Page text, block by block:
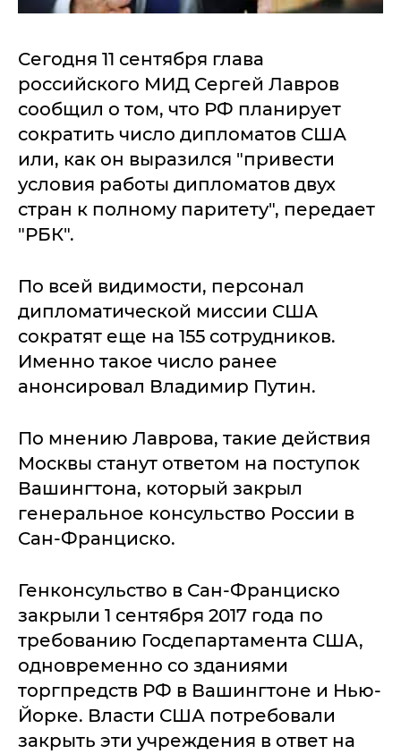
Сегодня 11 сентября глава
российского МИД Сергей Лавров
сообщил о том, что РФ планирует
сократить число дипломатов США
или, как он выразился "привести
условия работы дипломатов двух
стран к полному паритету", передает
"РБК".
По всей видимости, персонал
дипломатической миссии США
сократят еще на 155 сотрудников.
Именно такое число ранее
анонсировал Владимир Путин.
По мнению Лаврова, такие действия
Москвы станут ответом на поступок
Вашингтона, который закрыл
генеральное консульство России в
Сан-Франциско.
Генконсульство в Сан-Франциско
закрыли 1 сентября 2017 года по
требованию Госдепартамента США,
одновременно со зданиями
торгпредств РФ в Вашингтоне и Нью-
Йорке. Власти США потребовали
закрыть эти учреждения в ответ на